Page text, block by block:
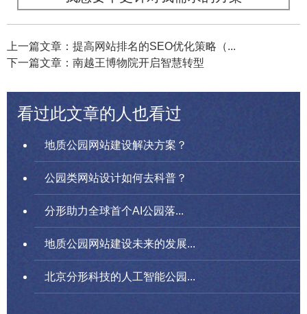
上一篇文章：提高网站排名的SEO优化策略（...
下一篇文章：南越王博物院开启智慧转型
看过此文章的人也看过
地质公园网站建设解决方案？
公园类网站设计如何去科普？
分形助力全球首个AI公园落...
地质公园网站建设未来的发展...
北京分形科技的人工智能公园...